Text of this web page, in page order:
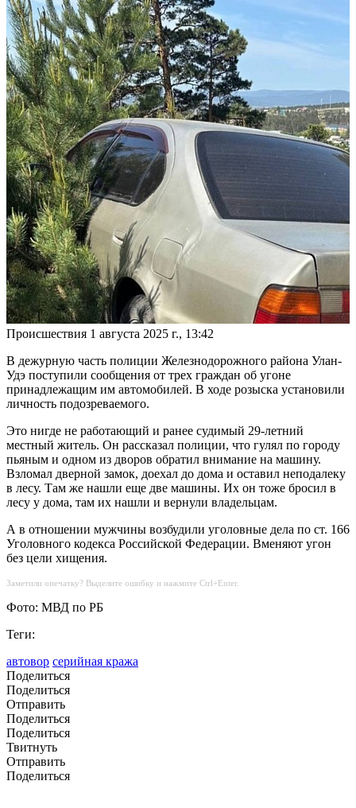
Происшествия 1 августа 2025 г., 13:42
В дежурную часть полиции Железнодорожного района Улан-
Удэ поступили сообщения от трех граждан об угоне
принадлежащим им автомобилей. В ходе розыска установили
личность подозреваемого.
Это нигде не работающий и ранее судимый 29-летний
местный житель. Он рассказал полиции, что гулял по городу
пьяным и одном из дворов обратил внимание на машину.
Взломал дверной замок, доехал до дома и оставил неподалеку
в лесу. Там же нашли еще две машины. Их он тоже бросил в
лесу у дома, там их нашли и вернули владельцам.
А в отношении мужчины возбудили уголовные дела по ст. 166
Уголовного кодекса Российской Федерации. Вменяют угон
без цели хищения.
Заметили опечатку? Выделите ошибку и нажмите Ctrl+Enter.
Фото: МВД по РБ
Теги:
автовор серийная кража
Поделиться
Поделиться
Отправить
Поделиться
Поделиться
Твитнуть
Отправить
Поделиться